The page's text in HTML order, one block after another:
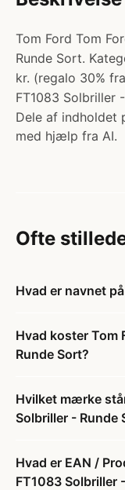
Tom Ford Tom
Runde Sort.
kr. (regalo 30%
FT1083 Solbriller
Dele af indholdet
med hjælp fra AI.
Ofte
Hvad er navnet
Hvad koster Tom
Runde Sort?
Hvilket mærke
Solbriller - Runde
Hvad er EAN /
FT1083 Solbriller